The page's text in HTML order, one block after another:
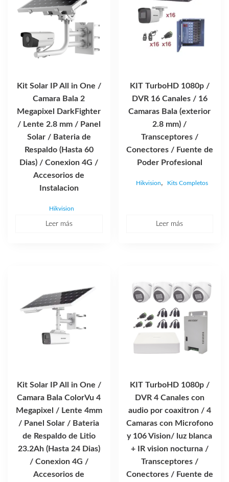
Kit Solar IP All in One /
Camara Bala 2
Megapixel DarkFighter
/ Lente 2.8 mm / Panel
Solar / Bateria de
Respaldo (Hasta 60
Dias) / Conexion 4G /
Accesorios de
Instalacion
Hikvision
Leer más
KIT TurboHD 1080p /
DVR 16 Canales / 16
Camaras Bala (exterior
2.8 mm) /
Transceptores /
Conectores / Fuente de
Poder Profesional
Hikvision, Kits Completos
Leer más
Kit Solar IP All in One /
Camara Bala ColorVu 4
Megapixel / Lente 4mm
/ Panel Solar / Bateria
de Respaldo de Litio
23.2Ah (Hasta 24 Dias)
/ Conexion 4G /
Accesorios de
KIT TurboHD 1080p /
DVR 4 Canales con
audio por coaxitron / 4
Camaras con Microfono
y 106 Vision/ luz blanca
+ IR vision nocturna /
Transceptores /
Conectores / Fuente de